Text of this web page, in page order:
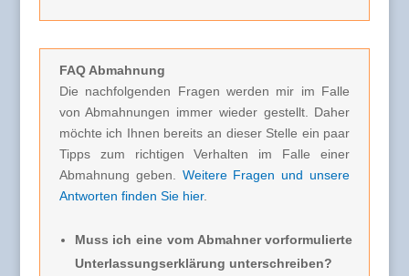
FAQ Abmahnung
Die nachfolgenden Fragen werden mir im Falle
von Abmahnungen immer wieder gestellt. Daher
möchte ich Ihnen bereits an dieser Stelle ein paar
Tipps zum richtigen Verhalten im Falle einer
Abmahnung geben. Weitere Fragen und unsere
Antworten finden Sie hier.
Muss ich eine vom Abmahner vorformulierte
Unterlassungserklärung unterschreiben?